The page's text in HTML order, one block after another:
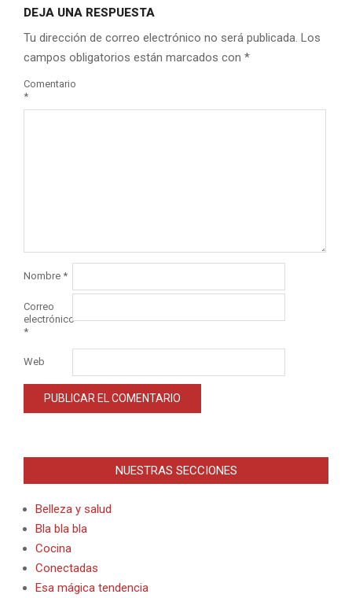
DEJA UNA RESPUESTA
Tu dirección de correo electrónico no será publicada. Los
campos obligatorios están marcados con *
Comentario
*
Nombre *
Correo
electrónico
*
Web
NUESTRAS SECCIONES
Belleza y salud
Bla bla bla
Cocina
Conectadas
Esa mágica tendencia